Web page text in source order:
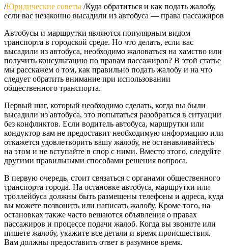
/Юридические советы /Куда обратиться и как подать жалобу,
если вас незаконно высадили из автобуса — права пассажиров
Автобусы и маршрутки являются популярным видом
транспорта в городской среде. Но что делать, если вас
высадили из автобуса, необходимо жаловаться на хамство или
получить консультацию по правам пассажиров? В этой статье
мы расскажем о том, как правильно подать жалобу и на что
следует обратить внимание при использовании
общественного транспорта.
Первый шаг, который необходимо сделать, когда вы были
высадили из автобуса, это попытаться разобраться в ситуации
без конфликтов. Если водитель автобуса, маршрутки или
кондуктор вам не предоставит необходимую информацию или
откажется удовлетворить вашу жалобу, не останавливайтесь
на этом и не вступайте в спор с ними. Вместо этого, следуйте
другими правильными способами решения вопроса.
В первую очередь, стоит связаться с органами общественного
транспорта города. На остановке автобуса, маршрутки или
троллейбуса должны быть размещены телефоны и адреса, куда
вы можете позвонить или написать жалобу. Кроме того, на
остановках также часто вешаются объявления о правах
пассажиров и процессе подачи жалоб. Когда вы звоните или
пишете жалобу, укажите все детали и время происшествия.
Вам должны предоставить ответ в разумное время.